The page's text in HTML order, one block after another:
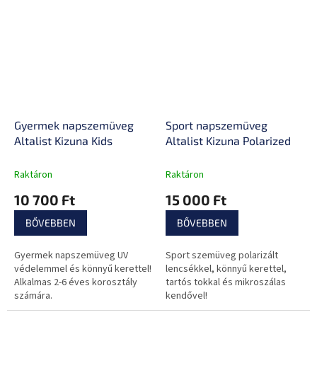
Gyermek napszemüveg
Altalist Kizuna Kids
Raktáron
10 700 Ft
BŐVEBBEN
Gyermek napszemüveg UV
védelemmel és könnyű kerettel!
Alkalmas 2-6 éves korosztály
számára.
Sport napszemüveg
Altalist Kizuna Polarized
Raktáron
15 000 Ft
BŐVEBBEN
Sport szemüveg polarizált
lencsékkel, könnyű kerettel,
tartós tokkal és mikroszálas
kendővel!